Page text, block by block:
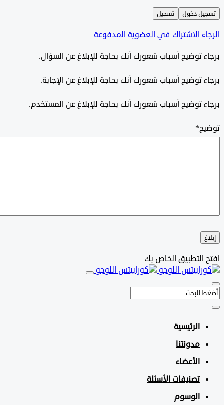
دخول تسجيل
الاشتراك في العضوية المدفوعة
توضيح أسباب شعورك أنك بحاجة للإبلاغ عن السؤال.
توضيح أسباب شعورك أنك بحاجة للإبلاغ عن الإجابة.
توضيح أسباب شعورك أنك بحاجة للإبلاغ عن المستخدم.
*
التطبيق الخاص بك
الرئيسية
مدونتنا
الأعضاء
تصنيفات الأسئلة
الوسوم